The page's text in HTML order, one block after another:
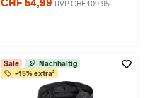
CHF 54,99 UVP CHF 109,95
Sale
Nachhaltig
-15% extra²